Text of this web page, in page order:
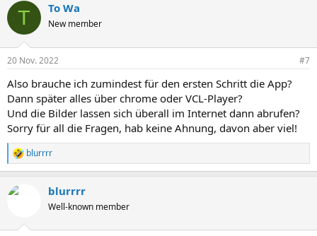
T To Wa
New member
20 Nov. 2022 #7
Also brauche ich zumindest für den ersten Schritt die App?
Dann später alles über chrome oder VCL-Player?
Und die Bilder lassen sich überall im Internet dann abrufen?
Sorry für all die Fragen, hab keine Ahnung, davon aber viel!
R
e
k
blurrrr
blurrrr
Well-known member